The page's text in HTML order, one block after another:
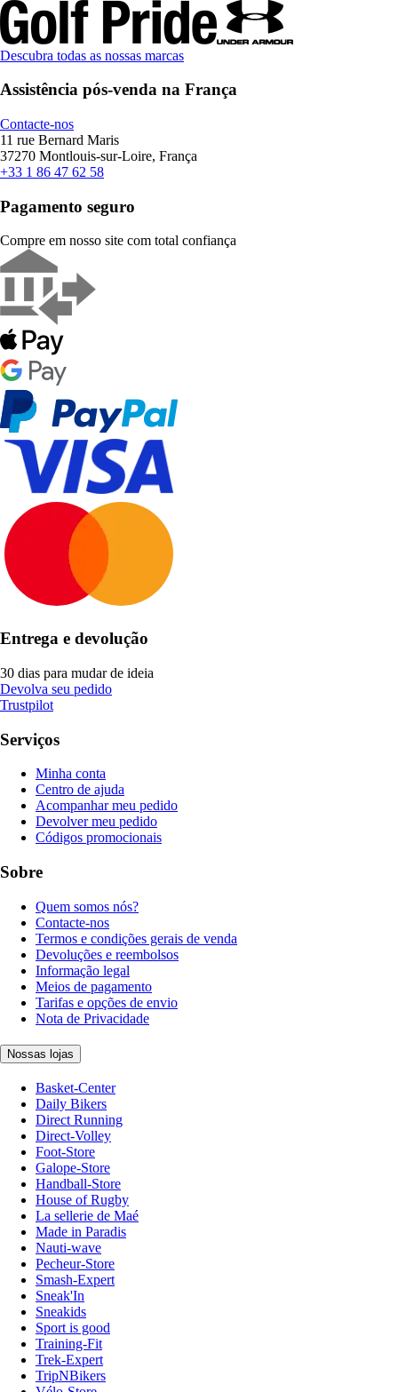
Descubra todas as nossas marcas
Assistência pós-venda na França
Contacte-nos
11 rue Bernard Maris
37270 Montlouis-sur-Loire, França
+33 1 86 47 62 58
Pagamento seguro
Compre em nosso site com total confiança
Entrega e devolução
30 dias para mudar de ideia
Devolva seu pedido
Trustpilot
Serviços
Minha conta
Centro de ajuda
Acompanhar meu pedido
Devolver meu pedido
Códigos promocionais
Sobre
Quem somos nós?
Contacte-nos
Termos e condições gerais de venda
Devoluções e reembolsos
Informação legal
Meios de pagamento
Tarifas e opções de envio
Nota de Privacidade
Nossas lojas
Basket-Center
Daily Bikers
Direct Running
Direct-Volley
Foot-Store
Galope-Store
Handball-Store
House of Rugby
La sellerie de Maé
Made in Paradis
Nauti-wave
Pecheur-Store
Smash-Expert
Sneak'In
Sneakids
Sport is good
Training-Fit
Trek-Expert
TripNBikers